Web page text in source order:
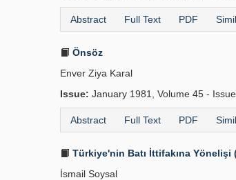
Abstract Full Text PDF
Önsöz
Enver Ziya Karal
Issue: January 1981, Volume 45 -
Abstract Full Text PDF
Türkiye'nin Batı İttifakına Yönelişi
İsmail Soysal